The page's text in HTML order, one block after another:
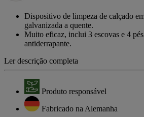
mesma
página.
Dispositivo de limpeza de calçado
galvanizada a quente.
Muito eficaz, inclui 3 escovas e 4
antiderrapante.
Ler descrição completa
Produto responsável
Fabricado na Alemanha